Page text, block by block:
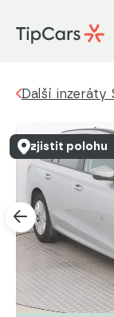
Další inzeráty
zjistit polohu